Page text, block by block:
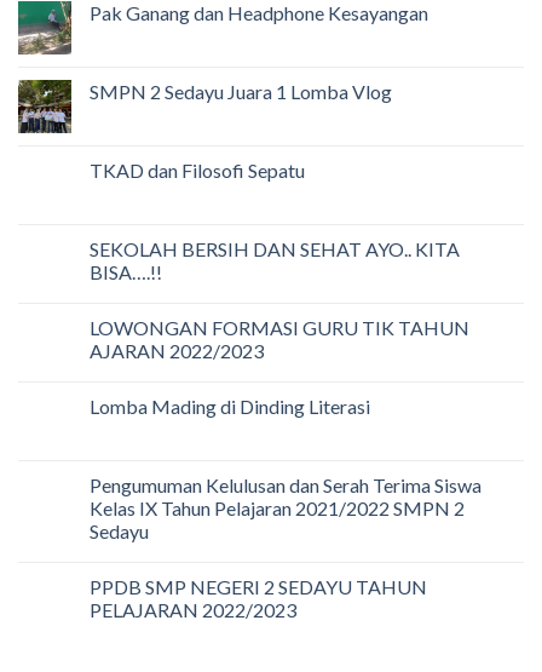
Pak Ganang dan Headphone Kesayangan
SMPN 2 Sedayu Juara 1 Lomba Vlog
TKAD dan Filosofi Sepatu
SEKOLAH BERSIH DAN SEHAT AYO.. KITA
BISA….!!
LOWONGAN FORMASI GURU TIK TAHUN
AJARAN 2022/2023
Lomba Mading di Dinding Literasi
Pengumuman Kelulusan dan Serah Terima Siswa
Kelas IX Tahun Pelajaran 2021/2022 SMPN 2
Sedayu
PPDB SMP NEGERI 2 SEDAYU TAHUN
PELAJARAN 2022/2023